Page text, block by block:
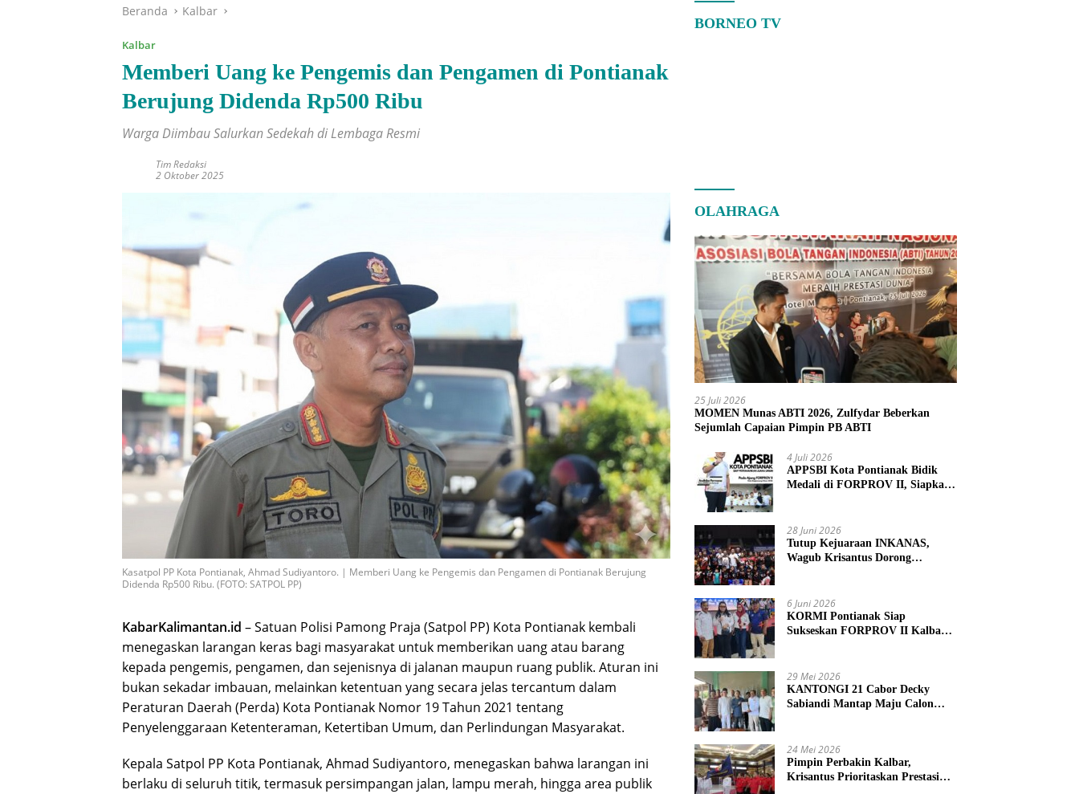
Beranda Kalbar
Kalbar
Memberi Uang ke Pengemis dan Pengamen di Pontianak
Berujung Didenda Rp500 Ribu
Warga Diimbau Salurkan Sedekah di Lembaga Resmi
Tim Redaksi
2 Oktober 2025
Kasatpol PP Kota Pontianak, Ahmad Sudiyantoro. | Memberi Uang ke Pengemis dan Pengamen di Pontianak Berujung
Didenda Rp500 Ribu. (FOTO: SATPOL PP)
KabarKalimantan.id – Satuan Polisi Pamong Praja (Satpol PP) Kota Pontianak kembali
menegaskan larangan keras bagi masyarakat untuk memberikan uang atau barang
kepada pengemis, pengamen, dan sejenisnya di jalanan maupun ruang publik. Aturan ini
bukan sekadar imbauan, melainkan ketentuan yang secara jelas tercantum dalam
Peraturan Daerah (Perda) Kota Pontianak Nomor 19 Tahun 2021 tentang
Penyelenggaraan Ketenteraman, Ketertiban Umum, dan Perlindungan Masyarakat.
Kepala Satpol PP Kota Pontianak, Ahmad Sudiyantoro, menegaskan bahwa larangan ini
berlaku di seluruh titik, termasuk persimpangan jalan, lampu merah, hingga area publik
BORNEO TV
OLAHRAGA
25 Juli 2026
MOMEN Munas ABTI 2026, Zulfydar Beberkan
Sejumlah Capaian Pimpin PB ABTI
4 Juli 2026
APPSBI Kota Pontianak Bidik
Medali di FORPROV II, Siapkan
28 Juni 2026
Tutup Kejuaraan INKANAS,
Wagub Krisantus Dorong
6 Juni 2026
KORMI Pontianak Siap
Sukseskan FORPROV II Kalbar
29 Mei 2026
KANTONGI 21 Cabor Decky
Sabiandi Mantap Maju Calon
24 Mei 2026
Pimpin Perbakin Kalbar,
Krisantus Prioritaskan Prestasi